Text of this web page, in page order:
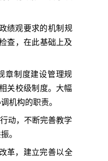
绩观要求的机制规
查，在此基础上及
章制度建设管理规
关校级制度。大幅
机构的职责。
动，不断完善教学
。
革，建立完善以全